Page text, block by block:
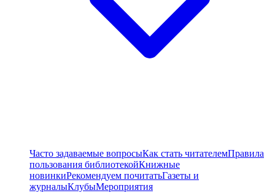
Часто задаваемые вопросыКак стать читателемПравила
пользования библиотекойКнижные
новинкиРекомендуем почитатьГазеты и
журналыКлубыМероприятия